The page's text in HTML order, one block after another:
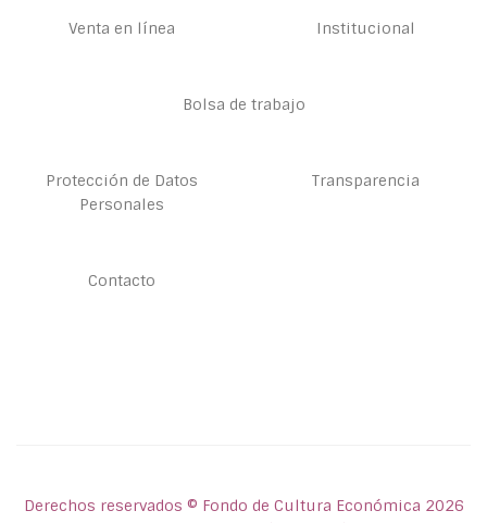
Venta en línea Institucional
Bolsa de trabajo
Protección de Datos
Personales
Transparencia
Contacto
Derechos reservados © Fondo de Cultura Económica 2026